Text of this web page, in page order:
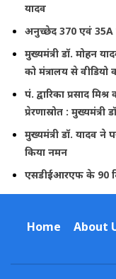
यादव
अनुच्छेद 370 एवं 35A
मुख्यमंत्री डॉ. मोहन
को मंत्रालय से वीडियो
पं. द्वारिका प्रसाद
प्रेरणास्रोत : मुख्यमंत्री
मुख्यमंत्री डॉ. यादव
किया नमन
एसडीईआरएफ के 90
Home About